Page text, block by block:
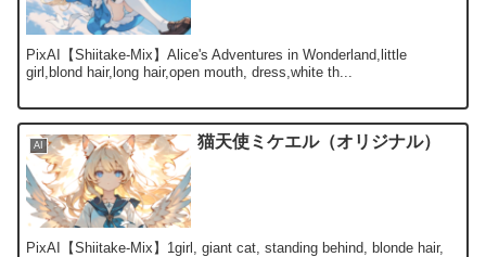
PixAI【Shiitake-Mix】Alice's Adventures in Wonderland,little
girl,blond hair,long hair,open mouth, dress,white th...
AI 猫天使ミケエル（オリジナル）
PixAI【Shiitake-Mix】1girl, giant cat, standing behind, blonde hair,